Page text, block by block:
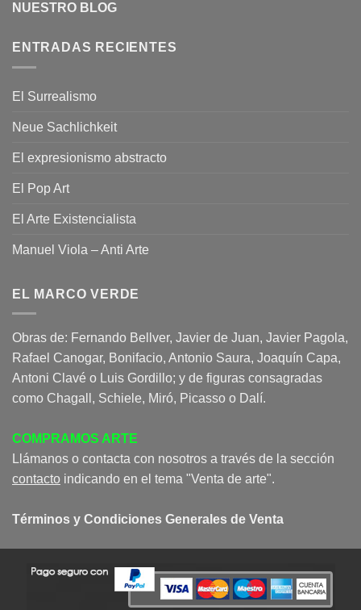
NUESTRO BLOG
ENTRADAS RECIENTES
El Surrealismo
Neue Sachlichkeit
El expresionismo abstracto
El Pop Art
El Arte Existencialista
Manuel Viola – Anti Arte
EL MARCO VERDE
Obras de: Fernando Bellver, Javier de Juan, Javier Pagola,
Rafael Canogar, Bonifacio, Antonio Saura, Joaquín Capa,
Antoni Clavé o Luis Gordillo; y de figuras consagradas
como Chagall, Schiele, Miró, Picasso o Dalí.
COMPRAMOS ARTE
Llámanos o contacta con nosotros a través de la sección
contacto indicando en el tema "Venta de arte".
Términos y Condiciones Generales de Venta